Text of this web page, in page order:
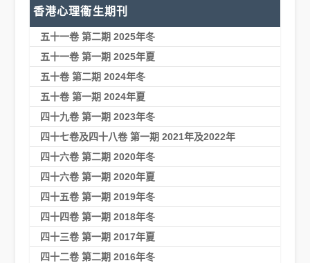
香港心理衞生期刊
五十一卷 第二期 2025年冬
五十一卷 第一期 2025年夏
五十卷 第二期 2024年冬
五十卷 第一期 2024年夏
四十九卷 第一期 2023年冬
四十七卷及四十八卷 第一期 2021年及2022年
四十六卷 第二期 2020年冬
四十六卷 第一期 2020年夏
四十五卷 第一期 2019年冬
四十四卷 第一期 2018年冬
四十三卷 第一期 2017年夏
四十二卷 第二期 2016年冬